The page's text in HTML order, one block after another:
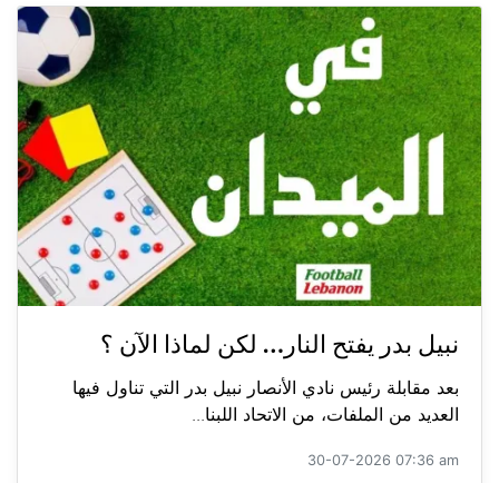
نبيل بدر يفتح النار… لكن لماذا الآن ؟
بعد مقابلة رئيس نادي الأنصار نبيل بدر التي تناول فيها
العديد من الملفات، من الاتحاد اللبنا...
30-07-2026 07:36 am